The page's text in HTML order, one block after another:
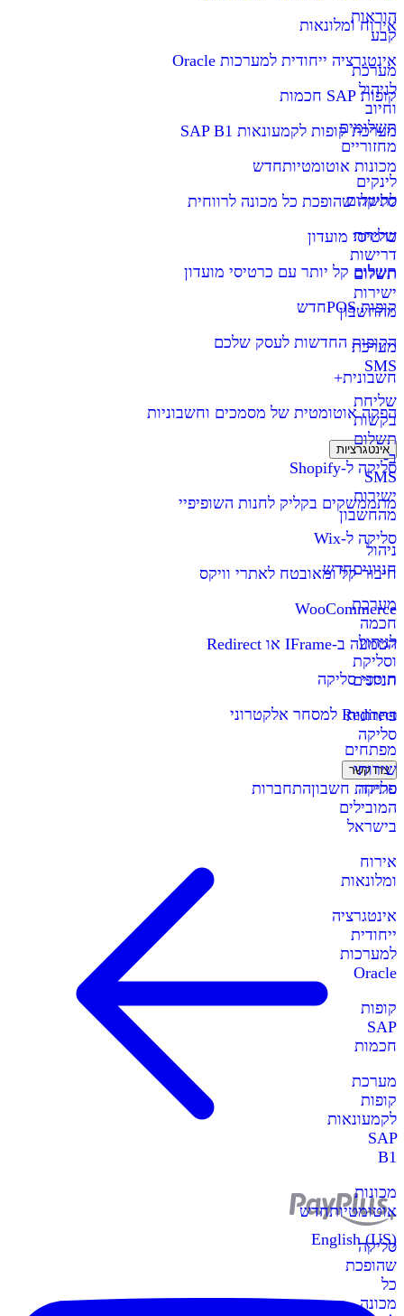
הוראות
קבע
מערכת
לניהול
וחיוב
תשלומים
מחזוריים
לינקים
לתשלום
שליחת
דרישות
תשלום
ישירות
מהחשבון
מערכת
SMS
שליחת
בקשות
תשלום
ב-
SMS
ישירות
מהחשבון
ניהול
חניוניםחדש
מערכת
חכמה
לניהול
וסליקת
חניונים
פתרונות
סליקה
שירותי
סליקה
המובילים
בישראל
אירוח
ומלונאות
אינטגרציה
ייחודית
למערכות
Oracle
קופות
SAP
חכמות
מערכת
קופות
לקמעונאות
SAP
B1
מכונות
אוטומטיותחדש
סליקה
שהופכת
כל
מכונה
אירוח ומלונאות
אינטגרציה ייחודית למערכות Oracle
קופות SAP חכמות
מערכת קופות לקמעונאות SAP B1
מכונות אוטומטיותחדש
סליקה שהופכת כל מכונה לרווחית
כרטיסי מועדון
תשלום קל יותר עם כרטיסי מועדון
קופות POS
חדש
הקופות החדשות לעסק שלכם
חשבונית+
הפקה אוטומטית של מסמכים וחשבוניות
אינטגרציות
סליקה ל-Shopify
מתממשקים בקליק לחנות השופיפיי
סליקה ל-Wix
חיבור קל ומאובטח לאתרי וויקס
WooCommerce
הטמעה ב-IFrame או Redirect
תוספי סליקה
Redirect למסחר אלקטרוני
מפתחים
צרו קשר
פתיחת חשבוןהתחברות
English (US)